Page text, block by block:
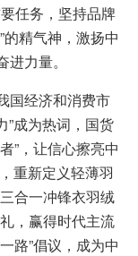
任务，坚持品牌
精气神，激扬中
力量。
国经济和消费市
”成为热词，国货
”，让信心擦亮中
重新定义轻薄羽
合一冲锋衣羽绒
，赢得时代主流
路”倡议，成为中